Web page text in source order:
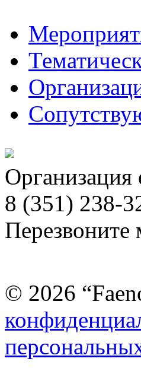
8 (351) 238-
Перезвоните
© 2026